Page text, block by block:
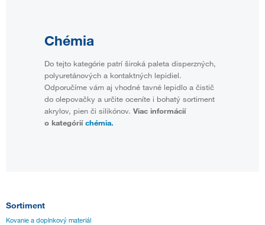
Chémia
Do tejto kategórie patrí široká paleta disperzných,
polyuretánových a kontaktných lepidiel.
Odporučíme vám aj vhodné tavné lepidlo a čistič
do olepovačky a určite oceníte i bohatý sortiment
akrylov, pien či silikónov. Viac informácií
o kategóriíchémia.
Sortiment
Kovanie a doplnkový materiál